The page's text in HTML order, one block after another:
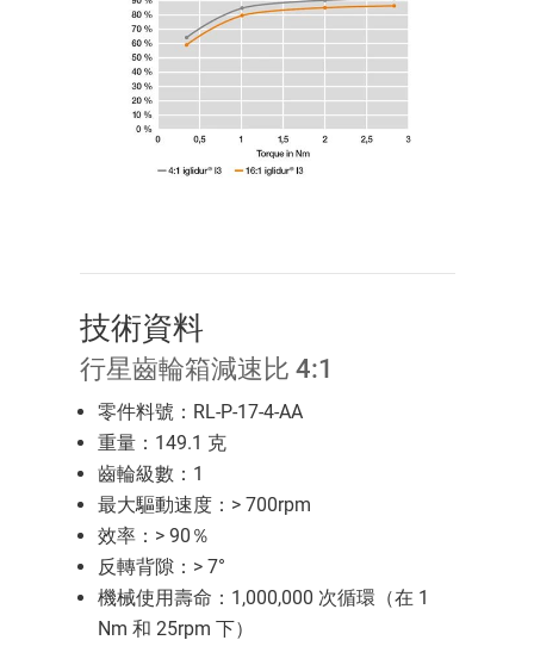
技術資料
行星齒輪箱減速比 4:1
零件料號：RL-P-17-4-AA
重量：149.1 克
齒輪級數：1
最大驅動速度：> 700rpm
效率：> 90％
反轉背隙：> 7°
機械使用壽命：1,000,000 次循環（在 1
Nm 和 25rpm 下）